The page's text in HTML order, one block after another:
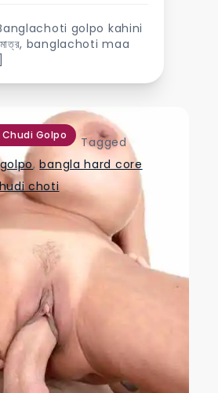
Banglachoti golpo kahini
banglachoti maa
Golpo
Tagged
,bangla hard core
choti